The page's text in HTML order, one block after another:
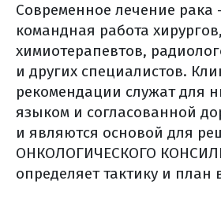
питание на фоне
лечение побочных
лечение побочных
фоне
лечение побочных
информация)
реабилитация
другие методы
Современное лечение рака
командная работа хирургов,
химиотерапевтов,
и других специалистов.
рекомендации служат для
языком и согласованной
и являются основой для
ОНКОЛОГИЧЕСКОГО
определяет тактику и план